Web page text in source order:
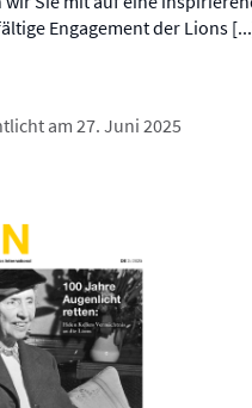
Engagement der Lions
am 27. Juni 2025